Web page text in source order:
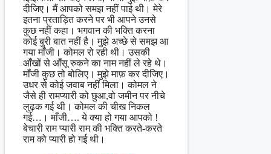
दीजिए। मैं आपको समझ नहीं पाई थी। मेरे
इतना प्रताड़ित करने पर भी आपने उनसे
कुछ नहीं कहा। भगवान की भक्ति करना
कोई बुरी बात नहीं है। मुझे अच्छे से समझ आ
गया माँजी। कोमल रो रही थी। उसकी
आँखों से आँसू रुकने का नाम नहीं ले रहे थे।
माँजी कुछ तो बोलिए। मुझे माफ़ कर दीजिए।
उधर से कोई जवाब नहीं मिला। कोमल ने
जैसे ही रामप्यारी को छुआ,वो जमीन पर नीचे
लुढ़क गई थी। कोमल की चीख निकल
गई…। माँजी…. ये क्या हो गया आपको !
बेचारी राम प्यारी राम की भक्ति करते-करते
राम को प्यारी हो गई थी।